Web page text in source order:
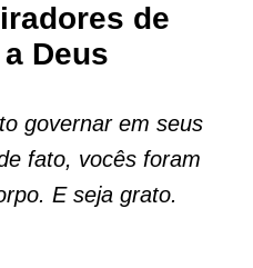
de
Deus
governar em seus
fato, vocês foram
E seja grato.